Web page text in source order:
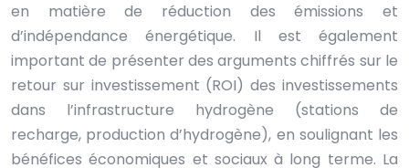
en matière de réduction des émissions et
d’indépendance énergétique. Il est également
important de présenter des arguments chiffrés sur le
retour sur investissement (ROI) des investissements
dans l’infrastructure hydrogène (stations de
recharge, production d’hydrogène), en soulignant les
bénéfices économiques et sociaux à long terme. La